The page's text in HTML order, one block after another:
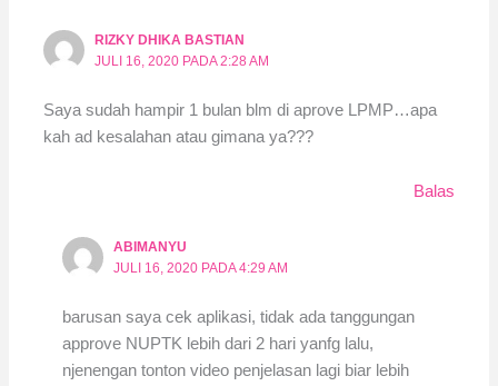
RIZKY DHIKA BASTIAN
JULI 16, 2020 PADA 2:28 AM
Saya sudah hampir 1 bulan blm di aprove LPMP…apa
kah ad kesalahan atau gimana ya???
Balas
ABIMANYU
JULI 16, 2020 PADA 4:29 AM
barusan saya cek aplikasi, tidak ada tanggungan
approve NUPTK lebih dari 2 hari yanfg lalu,
njenengan tonton video penjelasan lagi biar lebih